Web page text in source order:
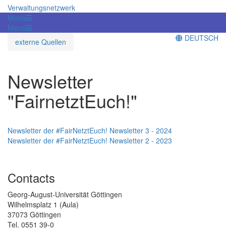
Verwaltungsnetzwerk
Menü
Menü
externe Quellen
DEUTSCH
Newsletter
"FairnetztEuch!"
Newsletter der #FairNetztEuch! Newsletter 3 - 2024
Newsletter der #FairNetztEuch! Newsletter 2 - 2023
Contacts
Georg-August-Universität Göttingen
Wilhelmsplatz 1 (Aula)
37073 Göttingen
Tel. 0551 39-0